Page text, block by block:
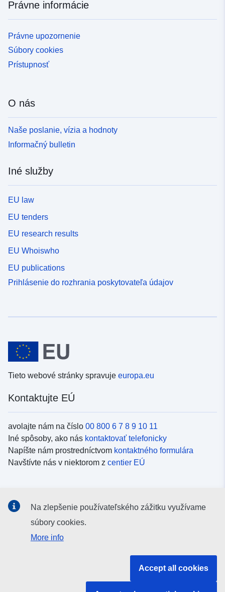
Právne informácie
Právne upozornenie
Súbory cookies
Prístupnosť
O nás
Naše poslanie, vízia a hodnoty
Informačný bulletin
Iné služby
EU law
EU tenders
EU research results
EU Whoiswho
EU publications
Prihlásenie do rozhrania poskytovateľa údajov
Tieto webové stránky spravuje europa.eu
Kontaktujte EÚ
avolajte nám na číslo 00 800 6 7 8 9 10 11
Iné spôsoby, ako nás kontaktovať telefonicky
Napíšte nám prostredníctvom kontaktného formulára
Navštívte nás v niektorom z centier EÚ
Kanály EÚ nasociálnych médiách
Na zlepšenie používateľského zážitku využívame
súbory cookies.
More info
Accept all cookies